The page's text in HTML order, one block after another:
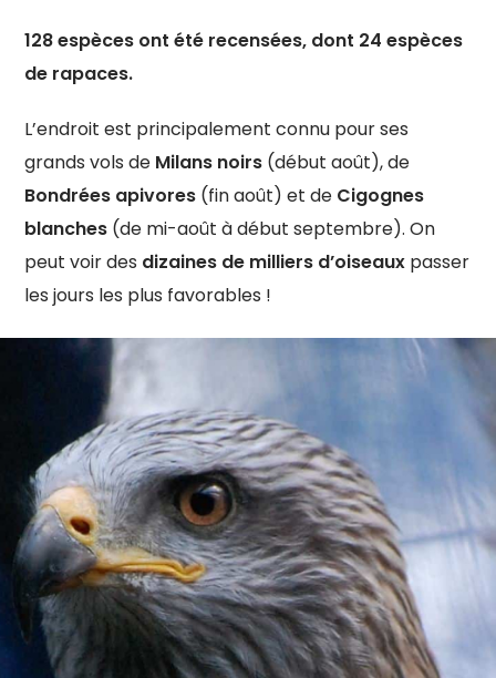
128 espèces ont été recensées, dont 24 espèces
de rapaces.
L’endroit est principalement connu pour ses
grands vols de Milans noirs (début août), de
Bondrées apivores (fin août) et de Cigognes
blanches (de mi-août à début septembre). On
peut voir des dizaines de milliers d’oiseaux passer
les jours les plus favorables !